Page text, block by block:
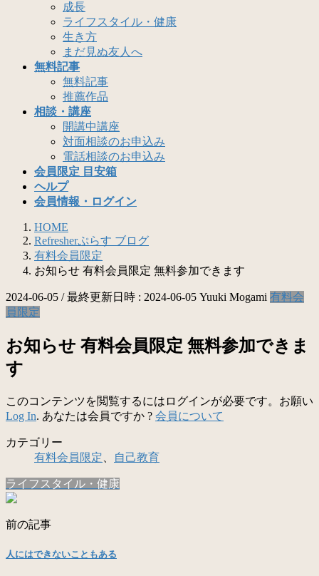
成長
ライフスタイル・健康
生き方
まだ見ぬ友人へ
無料記事
無料記事
推薦作品
相談・講座
開講中講座
対面相談のお申込み
電話相談のお申込み
会員限定 目安箱
ヘルプ
会員情報・ログイン
HOME
Refresherぷらす ブログ
有料会員限定
お知らせ 有料会員限定 無料参加できます
2024-06-05 / 最終更新日時 : 2024-06-05 Yuuki Mogami 有料会
員限定
お知らせ 有料会員限定 無料参加できま
す
このコンテンツを閲覧するにはログインが必要です。お願い
Log In. あなたは会員ですか ? 会員について
カテゴリー
有料会員限定
自己教育
ライフスタイル・健康
前の記事
人にはできないこともある